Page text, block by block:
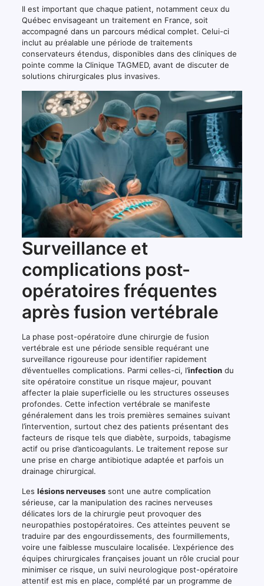
Il est important que chaque patient, notamment ceux du
Québec envisageant un traitement en France, soit
accompagné dans un parcours médical complet. Celui-ci
inclut au préalable une période de traitements
conservateurs étendus, disponibles dans des cliniques de
pointe comme la Clinique TAGMED, avant de discuter de
solutions chirurgicales plus invasives.
Surveillance et
complications post-
opératoires fréquentes
après fusion vertébrale
La phase post-opératoire d’une chirurgie de fusion
vertébrale est une période sensible requérant une
surveillance rigoureuse pour identifier rapidement
d’éventuelles complications. Parmi celles-ci, l’infectiondu
site opératoire constitue un risque majeur, pouvant
affecter la plaie superficielle ou les structures osseuses
profondes. Cette infection vertébrale se manifeste
généralement dans les trois premières semaines suivant
l’intervention, surtout chez des patients présentant des
facteurs de risque tels que diabète, surpoids, tabagisme
actif ou prise d’anticoagulants. Le traitement repose sur
une prise en charge antibiotique adaptée et parfois un
drainage chirurgical.
Les lésions nerveusessont une autre complication
sérieuse, car la manipulation des racines nerveuses
délicates lors de la chirurgie peut provoquer des
neuropathies postopératoires. Ces atteintes peuvent se
traduire par des engourdissements, des fourmillements,
voire une faiblesse musculaire localisée. L’expérience des
équipes chirurgicales françaises jouant un rôle crucial pour
minimiser ce risque, un suivi neurologique post-opératoire
attentif est mis en place, complété par un programme de